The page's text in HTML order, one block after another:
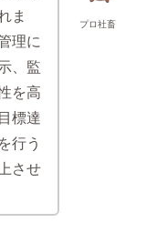
プロ社畜
ま
理に
、監
を高
標達
行う
させ